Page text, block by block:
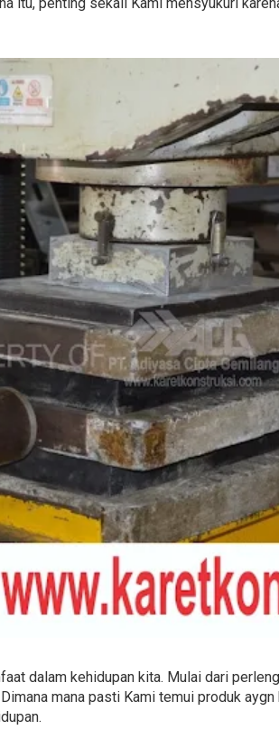
itu, penting sekali Kami mensyukuri
dalam kehidupan kita. Mulai dari
mana pasti Kami temui produk